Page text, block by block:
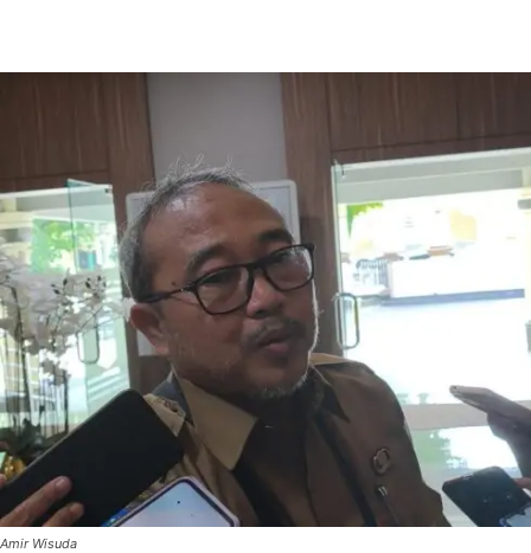
Amir Wisuda